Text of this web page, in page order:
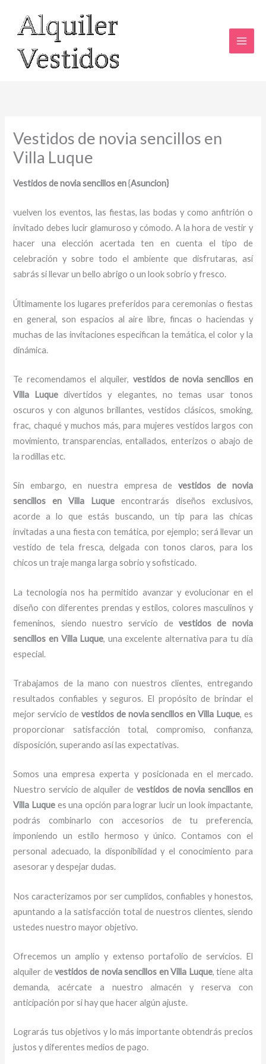
contenido
Vestidos de novia sencillos en
Villa Luque
Vestidos de novia sencillos en{Asuncion}
vuelven los eventos, las fiestas, las bodas y como anfitrión o
invitado debes lucir glamuroso y cómodo. A la hora de vestir y
hacer una elección acertada ten en cuenta el tipo de
celebración y sobre todo el ambiente que disfrutaras, así
sabrás si llevar un bello abrigo o un look sobrio y fresco.
Últimamente los lugares preferidos para ceremonias o fiestas
en general, son espacios al aire libre, fincas o haciendas y
muchas de las invitaciones especifican la temática, el color y la
dinámica.
Te recomendamos el alquiler, vestidos de novia sencillos en
Villa Luquedivertidos y elegantes, no temas usar tonos
oscuros y con algunos brillantes, vestidos clásicos, smoking,
frac, chaqué y muchos más, para mujeres vestidos largos con
movimiento, transparencias, entallados, enterizos o abajo de
la rodillas etc.
Sin embargo, en nuestra empresa devestidos de novia
sencillos en Villa Luque encontrarás diseños exclusivos,
acorde a lo que estás buscando, un tip para las chicas
invitadas a una fiesta con temática, por ejemplo; será llevar un
vestido de tela fresca, delgada con tonos claros, para los
chicos un traje manga larga sobrio y sofisticado.
La tecnología nos ha permitido avanzar y evolucionar en el
diseño con diferentes prendas y estilos, colores masculinos y
femeninos, siendo nuestro servicio de vestidos de novia
sencillos en Villa Luque, una excelente alternativa para tu día
especial.
Trabajamos de la mano con nuestros clientes, entregando
resultados confiables y seguros. El propósito de brindar el
mejor servicio de vestidos de novia sencillos en Villa Luque, es
proporcionar satisfacción total, compromiso, confianza,
disposición, superando así las expectativas.
Somos una empresa experta y posicionada en el mercado.
Nuestro servicio de alquiler de vestidos de novia sencillos en
Villa Luque es una opción para lograr lucir un look impactante,
podrás combinarlo con accesorios de tu preferencia,
imponiendo un estilo hermoso y único.Contamos con el
personal adecuado, la disponibilidad y el conocimiento para
asesorar y despejar dudas.
Nos caracterizamos por ser cumplidos, confiables y honestos,
apuntando a la satisfacción total de nuestros clientes, siendo
ustedes nuestro mayor objetivo.
Ofrecemos un amplio y extenso portafolio de servicios. El
alquiler devestidos de novia sencillos en Villa Luque, tiene alta
demanda, acércate a nuestro almacén y reserva con
anticipación por si hay que hacer algún ajuste.
Lograrás tus objetivos y lo más importante obtendrás precios
justos y diferentes medios de pago.